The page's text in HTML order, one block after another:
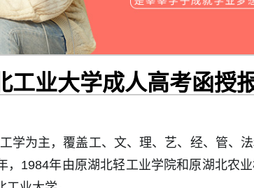
工业大学成人高考函授
学为主，覆盖工、文、理、艺、经、管、
，1984年由原湖北轻工业学院和原湖北农